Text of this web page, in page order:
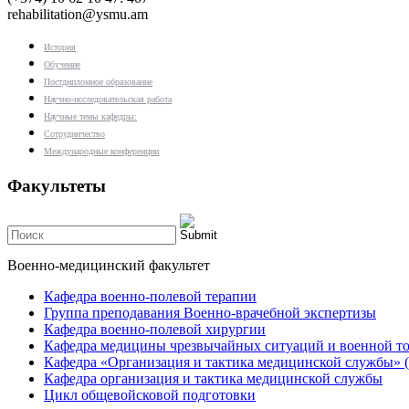
rehabilitation@ysmu.am
История
Обучение
Постдипломное образование
Научно-исследовательская работа
Научные темы кафедры:
Сотрудничество
Международные конференции
Факультеты
Военно-медицинский факультет
Кафедра военно-полевой терапии
Группа преподавания Военно-врачебной экспертизы
Кафедра военно-полевой хирургии
Кафедра медицины чрезвычайных ситуаций и военной
Кафедра «Организация и тактика медицинской
Кафедра организация и тактика медицинской службы
Цикл общевойсковой подготовки